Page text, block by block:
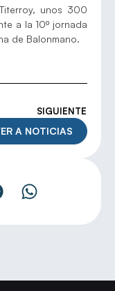
unos 300
a la 10º jornada
de Balonmano.
SIGUIENTE
A NOTICIAS